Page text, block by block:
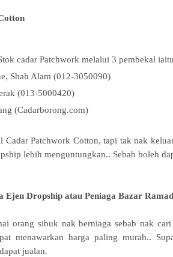
cadar Patchwork melalui 3 pembekal
Shah Alam (012-3050090)
(013-5000420)
(Cadarborong.com)
Cadar Patchwork Cotton, tapi tak nak
lebih menguntungkan.. Sebab boleh
Ejen Dropship atau Peniaga Bazar
orang sibuk nak berniaga sebab nak
menawarkan harga paling murah..
jualan.